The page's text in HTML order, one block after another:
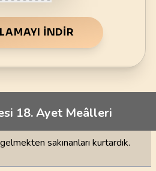
İNDIR
18. Ayet Meâlleri
sakınanları kurtardık.